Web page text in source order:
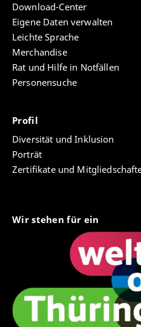
Download-Center
Eigene Daten verwalten
Leichte Sprache
Merchandise
Rat und Hilfe in Notfällen
Personensuche
Profil
Diversität und Inklusion
Porträt
Zertifikate und
Wir stehen für ein